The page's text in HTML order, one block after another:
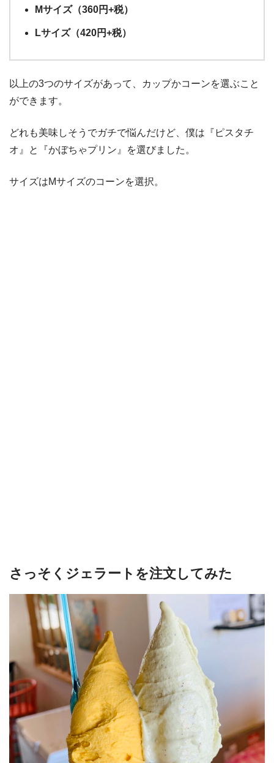
Mサイズ（360円+税）
Lサイズ（420円+税）
以上の3つのサイズがあって、カップかコーンを選ぶこと
ができます。
どれも美味しそうでガチで悩んだけど、僕は『ピスタチ
オ』と『かぼちゃプリン』を選びました。
サイズはMサイズのコーンを選択。
さっそくジェラートを注文してみた